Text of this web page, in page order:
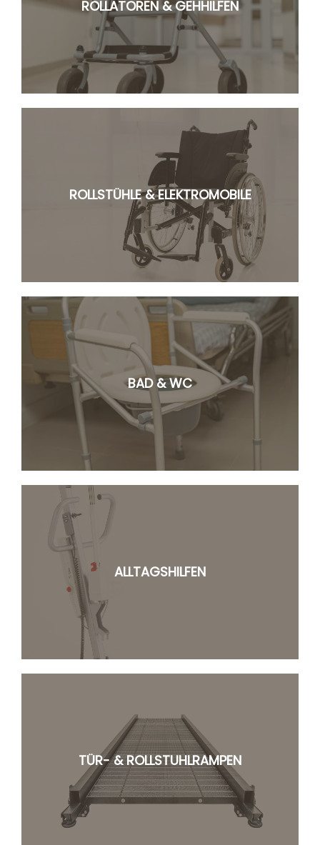
ROLLATOREN & GEHHILFEN
ROLLSTÜHLE & ELEKTROMOBILE
BAD & WC
ALLTAGSHILFEN
TÜR- & ROLLSTUHLRAMPEN